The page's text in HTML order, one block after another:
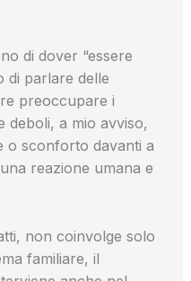
di dover “essere
di parlare delle
preoccupare i
deboli, a mio avviso,
o sconforto davanti a
reazione umana e
non coinvolge solo
familiare, il